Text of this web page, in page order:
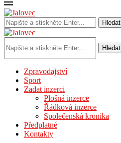
Hledat
Hledat
Zpravodajství
Sport
Zadat inzerci
Plošná inzerce
Řádková inzerce
Společenská kronika
Předplatné
Kontakty